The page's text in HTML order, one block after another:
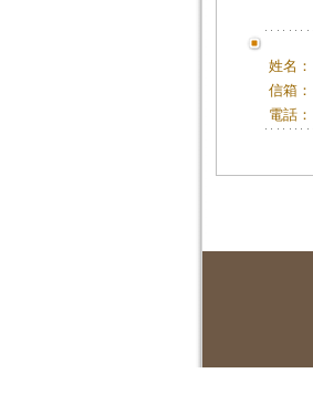
姓名：
信箱：
電話：